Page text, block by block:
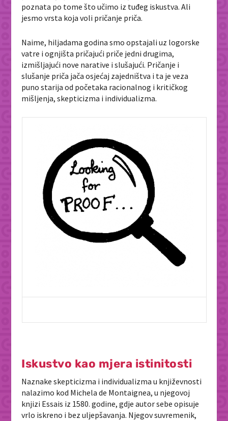
poznata po tome što učimo iz tuđeg iskustva. Ali
jesmo vrsta koja voli pričanje priča.
Naime, hiljadama godina smo opstajali uz logorske
vatre i ognjišta pričajući priče jedni drugima,
izmišljajući nove narative i slušajući. Pričanje i
slušanje priča jača osjećaj zajedništva i ta je veza
puno starija od početaka racionalnog i kritičkog
mišljenja, skepticizma i individualizma.
Iskustvo kao mjera istinitosti
Naznake skepticizma i individualizma u književnosti
nalazimo kod Michela de Montaignea, u njegovoj
knjizi Essais iz 1580. godine, gdje autor sebe opisuje
vrlo iskreno i bez uljepšavanja. Njegov suvremenik,